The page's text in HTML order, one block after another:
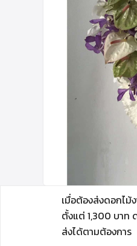
เมื่อต้องส่งดอกไม้
ตั้งแต่ 1,300 บาท
ส่งได้ตามต้องการ